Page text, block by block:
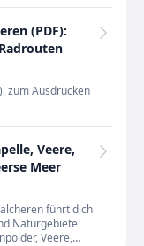
(PDF):
zum Ausdrucken
Veere,
Meer
führt dich
Naturgebiete
Veere,